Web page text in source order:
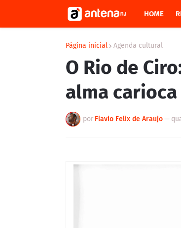
HOME
Página inicial Agenda cultural
O Rio de
alma carioca
por Flavio Felix de Araujo—